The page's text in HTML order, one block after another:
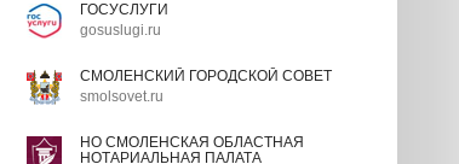
ГОСУСЛУГИ
gosuslugi.ru
СМОЛЕНСКИЙ ГОРОДСКОЙ СОВЕТ
smolsovet.ru
НО СМОЛЕНСКАЯ ОБЛАСТНАЯ
НОТАРИАЛЬНАЯ ПАЛАТА